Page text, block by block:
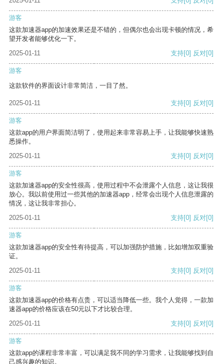
游客
这款加速器app的加速效果还是不错的，但偶尔也会出现卡顿的情况，希
望开发者能够优化一下。
2025-01-11
支持[0] 反对[0]
游客
这款软件的界面设计非常简洁，一目了然。
2025-01-11 支持[0] 反对[0]
游客
这款app的用户界面简洁明了，使用起来非常容易上手，让我能够快速熟
悉操作。
2025-01-11
支持[0] 反对[0]
游客
这款加速器app的安全性很高，使用过程中不会泄露个人信息，这让我很
放心。我以前使用过一些其他的加速器app，经常会出现个人信息泄露的
情况，这让我非常担心。
2025-01-11
支持[0] 反对[0]
游客
这款加速器app的安全性有待提高，可以加强防护措施，比如增加双重验
证。
2025-01-11
支持[0] 反对[0]
游客
这款加速器app的价格有点贵，可以适当降低一些。我个人觉得，一款加
速器app的价格应该在50元以下才比较合理。
2025-01-11
支持[0] 反对[0]
游客
这款app的课程非常丰富，可以满足我不同的学习需求，让我能够找到自
己感兴趣的知识。